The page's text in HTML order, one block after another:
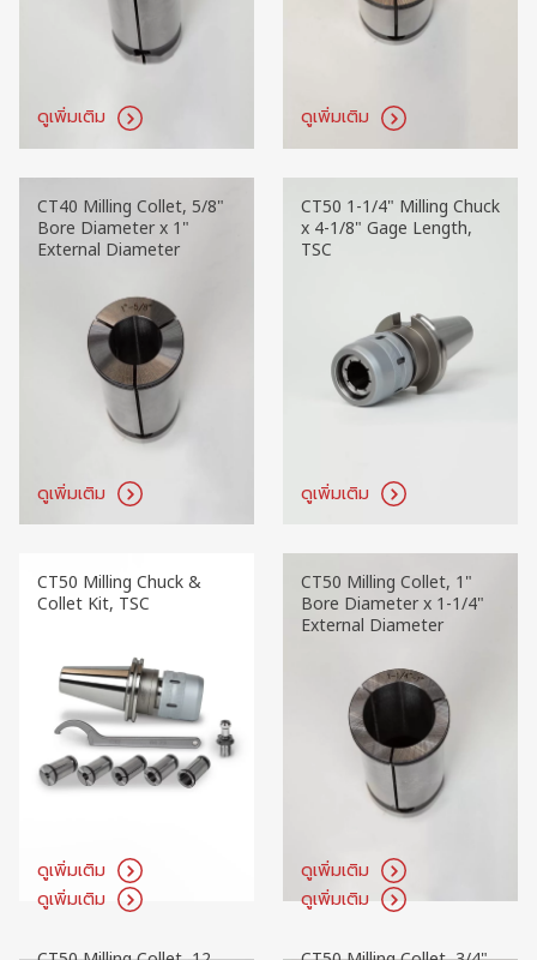
ดูเพิ่มเติม ดูเพิ่มเติม
CT40 Milling Collet, 5/8"
Bore Diameter x 1"
External Diameter
ดูเพิ่มเติม
CT50 1-1/4" Milling Chuck
x 4-1/8" Gage Length,
TSC
ดูเพิ่มเติม
CT50 Milling Chuck &
Collet Kit, TSC
ดูเพิ่มเติม
CT50 Milling Collet, 1"
Bore Diameter x 1-1/4"
External Diameter
ดูเพิ่มเติม